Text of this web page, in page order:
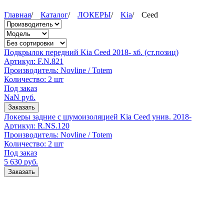
Главная/ Каталог/ ЛОКЕРЫ/ Kia/ Ceed
Подкрылок передний Kia Ceed 2018- хб. (ст.позиц)
Артикул: F.N.821
Производитель: Novline / Totem
Количество: 2 шт
Под заказ
NaN руб.
Заказать
Локеры задние с шумоизоляцией Kia Ceed унив. 2018-
Артикул: R.NS.120
Производитель: Novline / Totem
Количество: 2 шт
Под заказ
5 630 руб.
Заказать